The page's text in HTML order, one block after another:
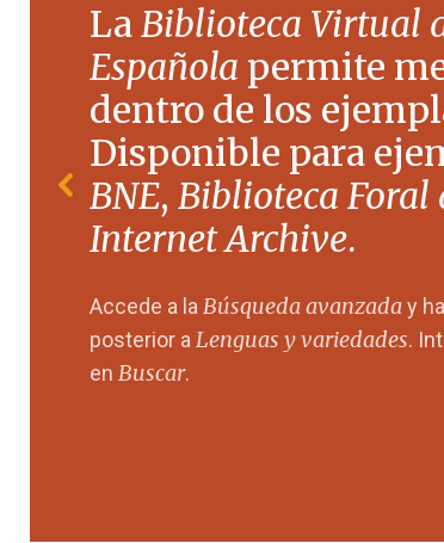
LaBiblioteca Virtual
Española permite
dentro de los
Disponible para
BNE, Biblioteca Foral
Internet Archive.
Accede a laBúsqueda avanzaday
posterior aLenguas y variedades.
en Buscar.